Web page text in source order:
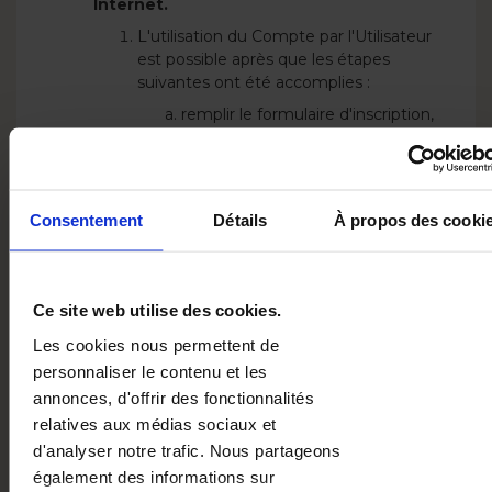
Consentement Détails À propos des
Ce site web utilise des cookies.
Les cookies nous permettent de
personnaliser le contenu et les
annonces, d'offrir des fonctionnalités
relatives aux médias sociaux et
d'analyser notre trafic. Nous partageons
également des informations sur
Internet.
L'utilisation du Compte par l'Utilisateur
est possible après que les étapes
suivantes ont été accomplies :
remplir le formulaire d'inscription,
cliquer sur la case « s'inscrire » ou
quelque chose de similaire, ou en
via votre compte
service numérique) mises à la
disposition de l'Utilisateur dépendent
du produit acheté. L'utilisation de
l'Éditeur implique :
Sélection du concept du Produit,
en cliquant sur la case « design »